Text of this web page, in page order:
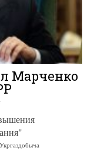
Марченко
Укргаздобыча